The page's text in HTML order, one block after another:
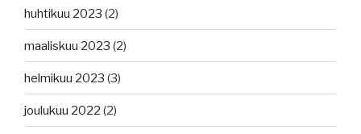
huhtikuu 2023 (2)
maaliskuu 2023 (2)
helmikuu 2023 (3)
joulukuu 2022 (2)